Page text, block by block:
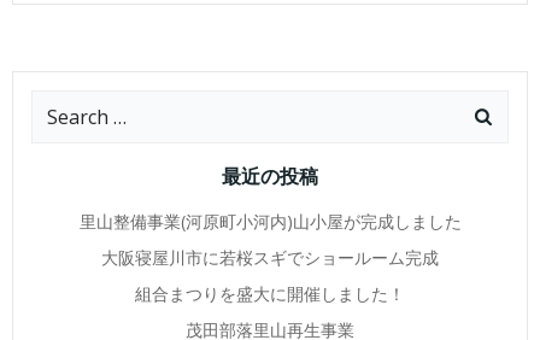
Search
最近の投稿
里山整備事業(河原町小河内)山小屋が完成しました
大阪寝屋川市に若桜スギでショールーム完成
組合まつりを盛大に開催しました！
茂田部落里山再生事業